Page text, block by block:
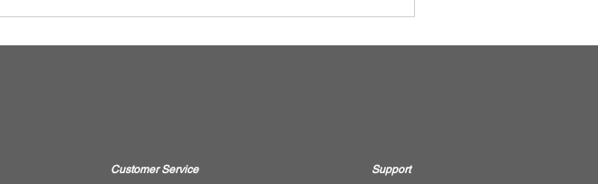
Customer Service Support